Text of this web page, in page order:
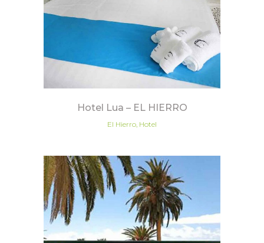
Hotel Lua – EL HIERRO
El Hierro, Hotel